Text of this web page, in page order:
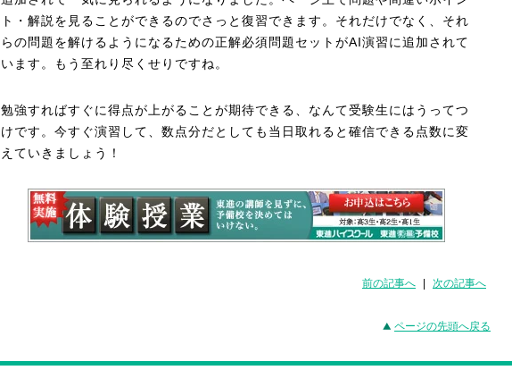
ト・解説を見ることができるのでさっと復習できます。 それだけでなく、それ
らの問題を解けるようになるための正解必須問題セットがAI演習に追加されて
います。もう至れり尽くせりですね。
勉強すればすぐに得点が上がることが期待できる、なんて受験生にはうってつ
けです。今すぐ演習して、数点分だとしても当日取れると確信できる点数に変
えていきましょう！
前の記事へ 次の記事へ
ページの先頭へ戻る